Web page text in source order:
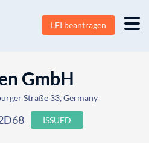
LEI beantragen
GmbH
Straße 33, Germany
ISSUED